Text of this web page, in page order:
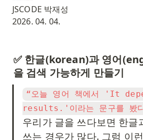
JSCODE 박재성
2026. 04. 04.
✅ 한글(korean)과 영어
을 검색 가능하게 만들기
“오늘 영어 책에서 'It
우리가 글을 쓰다보면 한글
쓰는 경우가 많다. 그럼 이